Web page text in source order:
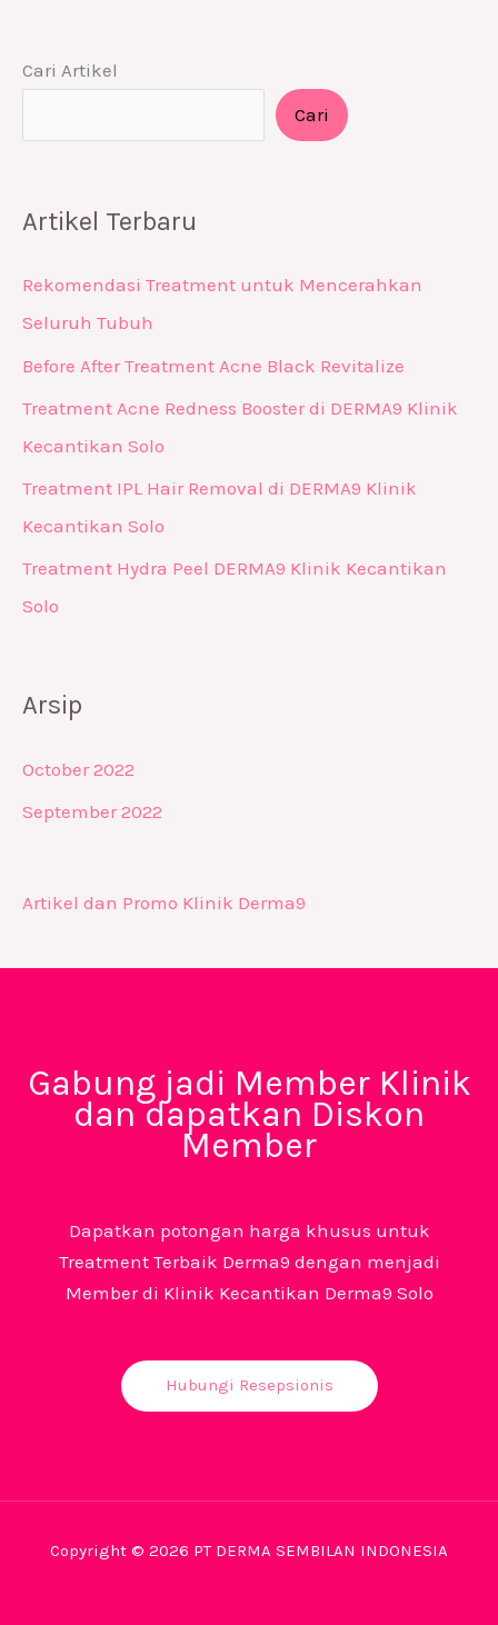
Cari Artikel
Cari
Artikel Terbaru
Rekomendasi Treatment untuk Mencerahkan
Seluruh Tubuh
Before After Treatment Acne Black Revitalize
Treatment Acne Redness Booster di DERMA9 Klinik
Kecantikan Solo
Treatment IPL Hair Removal di DERMA9 Klinik
Kecantikan Solo
Treatment Hydra Peel DERMA9 Klinik Kecantikan
Solo
Arsip
October 2022
September 2022
Artikel dan Promo Klinik Derma9
Gabung jadi Member Klinik
dan dapatkan Diskon
Member
Dapatkan potongan harga khusus untuk
Treatment Terbaik Derma9 dengan menjadi
Member di Klinik Kecantikan Derma9 Solo
Hubungi Resepsionis
Copyright © 2026 PT DERMA SEMBILAN INDONESIA